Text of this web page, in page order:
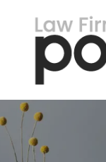
content